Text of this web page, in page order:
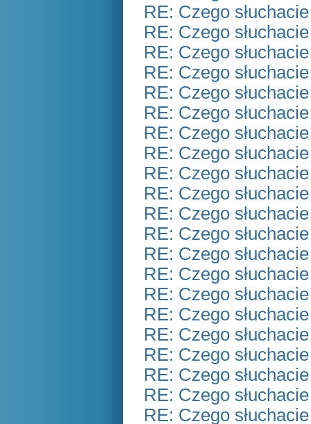
RE: Czego
RE: Czego
RE: Czego
RE: Czego
RE: Czego
RE: Czego
RE: Czego
RE: Czego
RE: Czego
RE: Czego
RE: Czego
RE: Czego
RE: Czego
RE: Czego
RE: Czego
RE: Czego
RE: Czego
RE: Czego
RE: Czego
RE: Czego
RE: Czego